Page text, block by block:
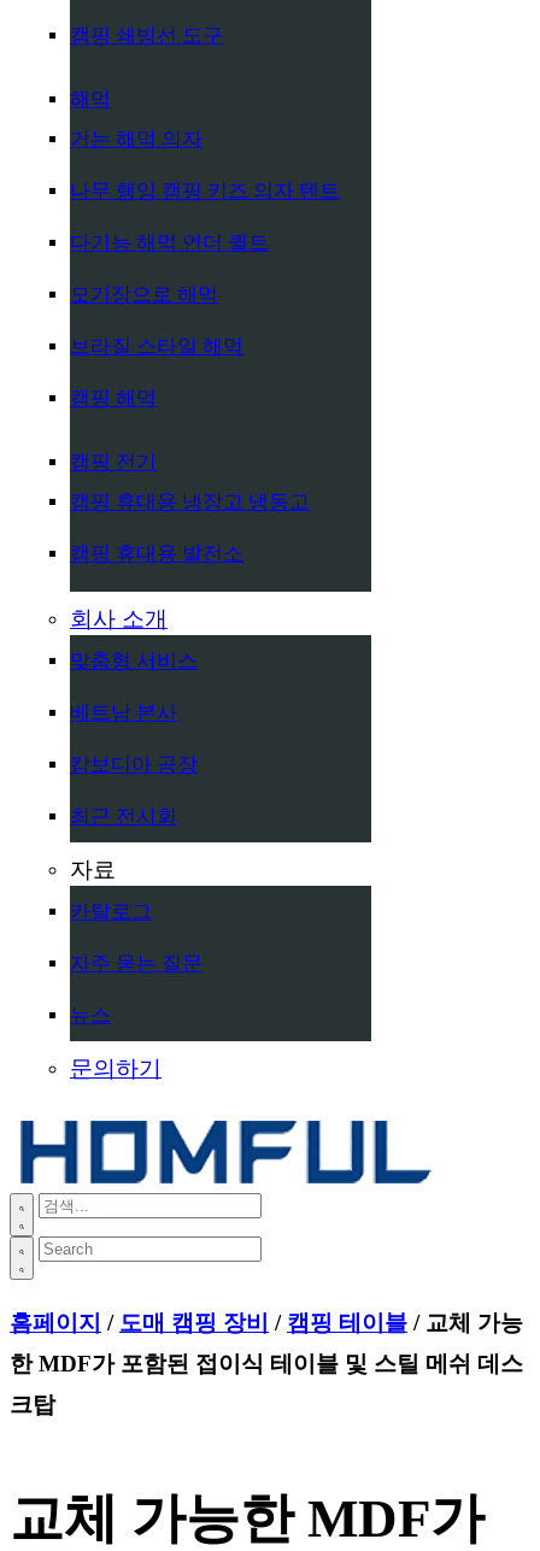
캠핑 쇄빙선 도구
해먹
거는 해먹 의자
나무 행잉 캠핑 키즈 의자 텐트
다기능 해먹 언더 퀼트
모기장으로 해먹
브라질 스타일 해먹
캠핑 해먹
캠핑 전기
캠핑 휴대용 냉장고 냉동고
캠핑 휴대용 발전소
회사 소개
맞춤형 서비스
베트남 본사
캄보디아 공장
최근 전시회
자료
카탈로그
자주 묻는 질문
뉴스
문의하기
홈페이지 / 도매 캠핑 장비 / 캠핑 테이블 / 교체 가능
한 MDF가 포함된 접이식 테이블 및 스틸 메쉬 데스
크탑
교체 가능한 MDF가